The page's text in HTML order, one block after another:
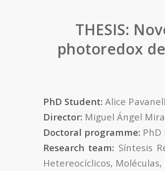
THESIS:
photoredox
PhD Student: Alice
Director: Miguel Ángel
Doctoral programme:
Research team: Síntesis
Hetereocíclicos,